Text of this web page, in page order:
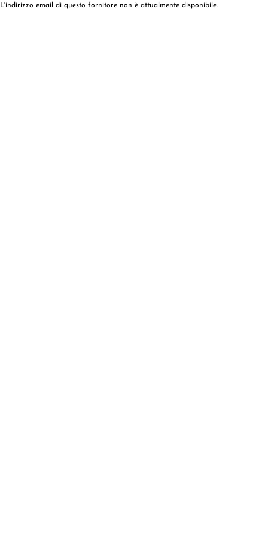
L'indirizzo email di questo fornitore non è attualmente disponibile.